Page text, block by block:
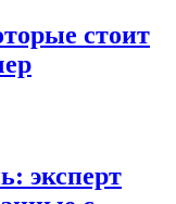
стоит
эксперт